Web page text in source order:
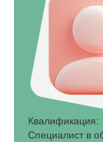
Квалификация:
Специалист в